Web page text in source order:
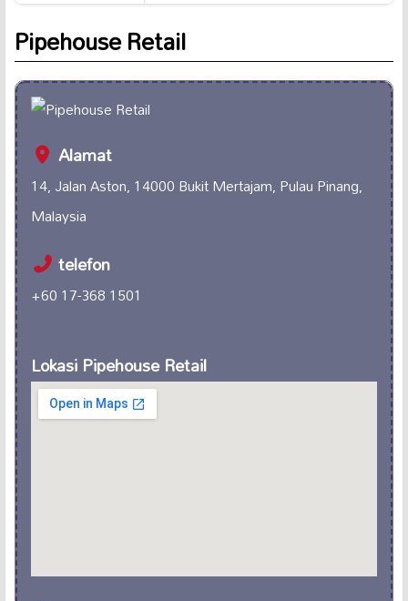
Pipehouse Retail
Alamat
14, Jalan Aston, 14000 Bukit Mertajam, Pulau Pinang,
Malaysia
telefon
+60 17-368 1501
Lokasi Pipehouse Retail